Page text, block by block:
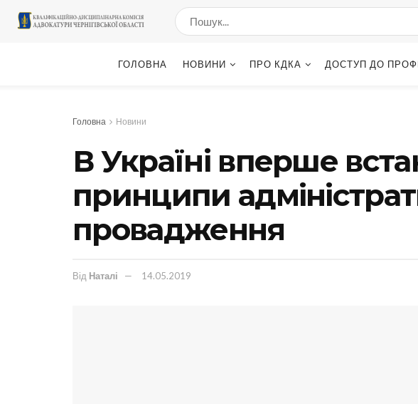
ГОЛОВНА НОВИНИ ПРО КДКА ДОСТУП ДО
Головна Новини
В Україні вперше
принципи
провадження
Від Наталі 14.05.2019